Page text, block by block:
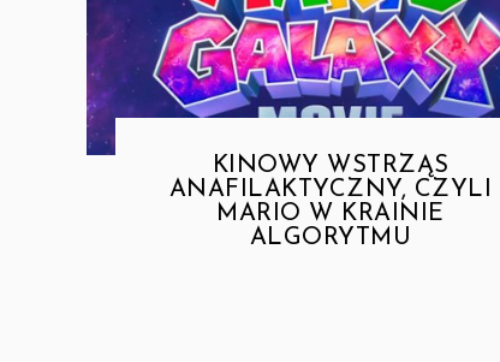
KINOWY WSTRZĄS
ANAFILAKTYCZNY, CZYLI
MARIO W KRAINIE
ALGORYTMU